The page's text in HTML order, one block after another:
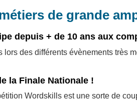
de grande
depuis + de 10 ans aux
lors des différents évènements très
la Finale Nationale !
Wordskills est une sorte de